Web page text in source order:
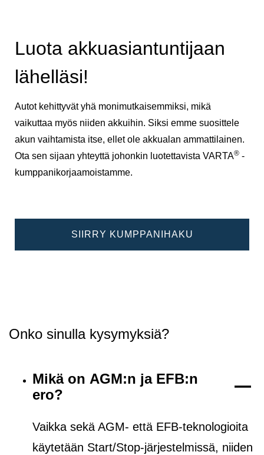
Luota akkuasiantuntijaan
lähelläsi!
Autot kehittyvät yhä monimutkaisemmiksi, mikä
vaikuttaa myös niiden akkuihin. Siksi emme suosittele
akun vaihtamista itse, ellet ole akkualan ammattilainen.
Ota sen sijaan yhteyttä johonkin luotettavista VARTA® -
kumppanikorjaamoistamme.
SIIRRY KUMPPANIHAKU
Onko sinulla kysymyksiä?
Mikä on AGM:n ja EFB:n
ero?
Vaikka sekä AGM- että EFB-teknologioita
käytetään Start/Stop-järjestelmissä, niiden